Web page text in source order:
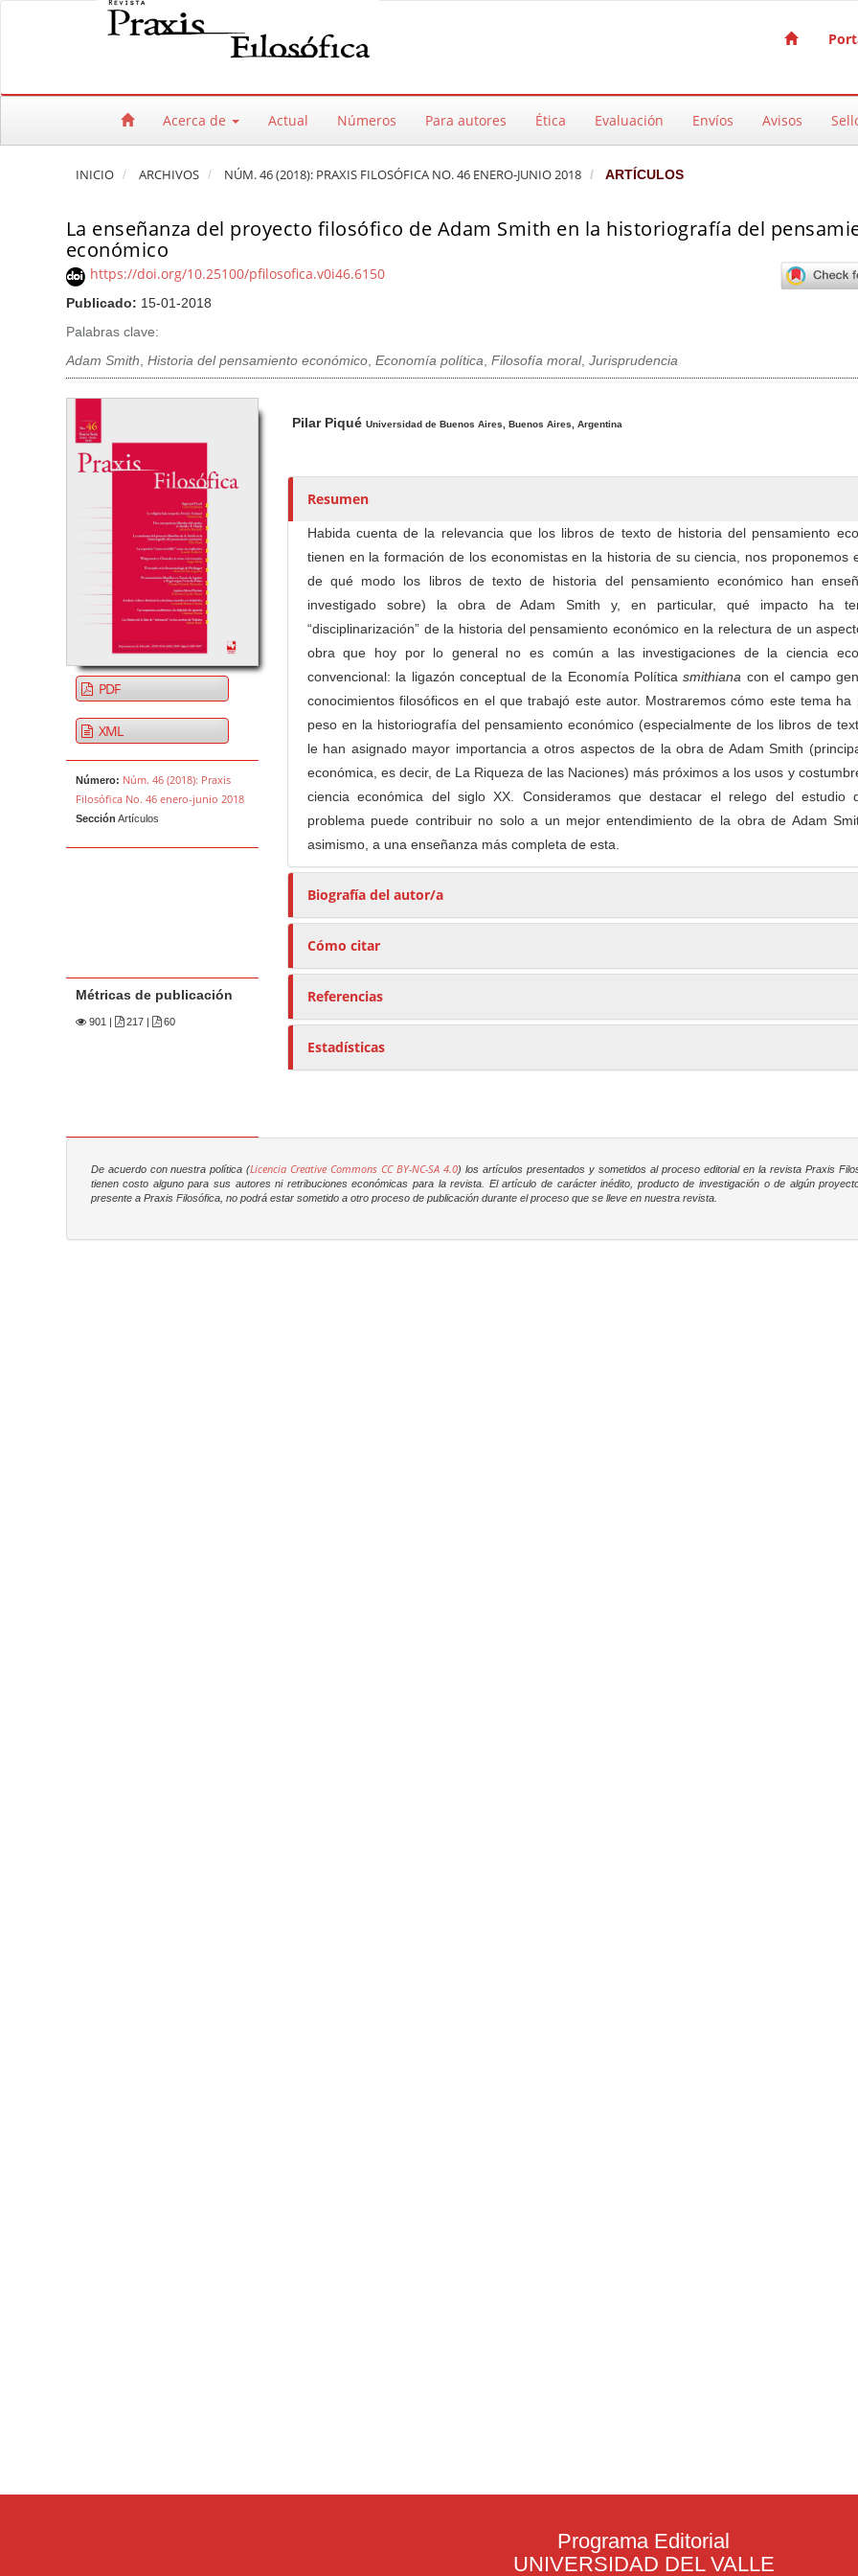
Salto rápido al contenido de la página
Navegación principal
Acerca de Actual Números Para autores Ética Evaluación Envíos Avisos
INICIO ARCHIVOS NÚM. 46 (2018): PRAXIS FILOSÓFICA NO. 46 ENERO-JUNIO 2018 ARTÍCULOS
La enseñanza del proyecto filosófico de Adam Smith en la historiografía del
económico
https://doi.org/10.25100/pfilosofica.v0i46.6150
Publicado: 15-01-2018
Palabras clave:
Adam Smith, Historia del pensamiento económico, Economía política, Filosofía moral, Jurisprudencia
Barra lateral del artículo
PDF
XML
Número: Núm. 46 (2018): Praxis
Filosófica No. 46 enero-junio 2018
Sección Artículos
Métricas de publicación
901| 217 | 60
u
o
e
Pilar Piqué Universidad de Buenos Aires, Buenos Aires, Argentina
Resumen
Habida cuenta de la relevancia que los libros de texto de historia del pensamiento
tienen en la formación de los economistas en la historia de su ciencia, nos proponemos
de qué modo los libros de texto de historia del pensamiento económico han
investigado sobre) la obra de Adam Smith y, en particular, qué impacto ha
“disciplinarización” de la historia del pensamiento económico en la relectura de un
obra que hoy por lo general no es común a las investigaciones de la ciencia
convencional: la ligazón conceptual de la Economía Políticasmithiana con el campo
conocimientos filosóficos en el que trabajó este autor. Mostraremos cómo este tema ha
peso en la historiografía del pensamiento económico (especialmente de los libros de
le han asignado mayor importancia a otros aspectos de la obra de Adam Smith
económica, es decir, de La Riqueza de las Naciones) más próximos a los usos y
ciencia económica del siglo XX. Consideramos que destacar el relego del estudio
problema puede contribuir no solo a un mejor entendimiento de la obra de Adam
asimismo, a una enseñanza más completa de esta.
Biografía del autor/a
Cómo citar
Referencias
Estadísticas
De acuerdo con nuestra política (Licencia Creative Commons CC BY-NC-SA 4.0) los artículos presentados y sometidos al proceso editorial en la revista Praxis
tienen costo alguno para sus autores ni retribuciones económicas para la revista. El artículo de carácter inédito, producto de investigación o de algún
presente a Praxis Filosófica, no podrá estar sometido a otro proceso de publicación durante el proceso que se lleve en nuestra revista.
Programa Editorial
UNIVERSIDAD DEL VALLE